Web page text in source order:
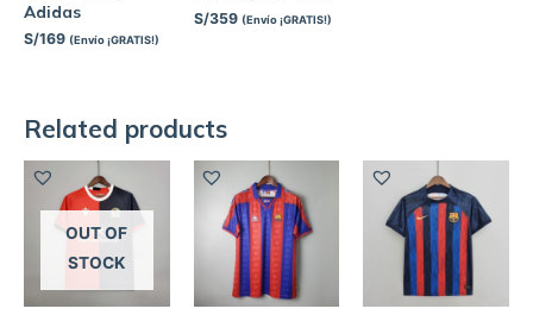
Adidas
S/169 (Envío ¡GRATIS!)
S/359 (Envío ¡GRATIS!)
Related products
OUT OF
STOCK